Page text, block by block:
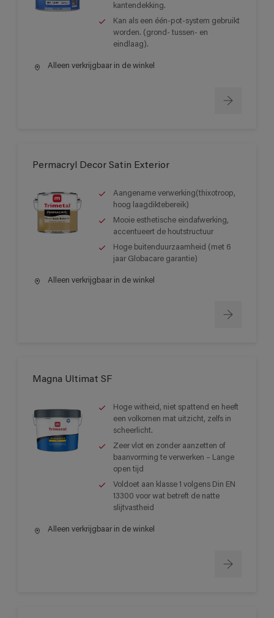
kantendekking.
Kan als een één-pot-system gebruikt
worden. (grond- tussen- en
eindlaag).
Alleen verkrijgbaar in de winkel
Permacryl Decor Satin Exterior
Aangename verwerking(thixotroop,
hoog laagdiktebereik)
Mooie esthetische eindafwerking,
accentueert de houtstructuur
Hoge buitenduurzaamheid (met 6
jaar Globacare garantie)
Alleen verkrijgbaar in de winkel
Magna Ultimat SF
Hoge witheid, niet spattend en heeft
een volkomen mat uitzicht, zelfs in
scheerlicht.
Zeer vlot en zonder aanzetten of
baanvorming te verwerken – Lange
open tijd
Voldoet aan klasse 1 volgens Din EN
13300 voor wat betreft de natte
slijtvastheid
Alleen verkrijgbaar in de winkel